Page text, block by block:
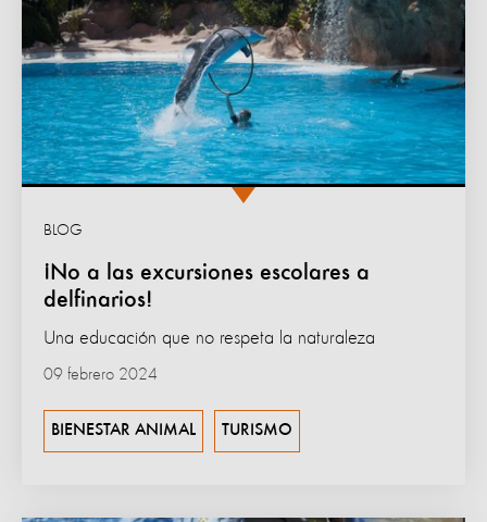
¡No a las excursiones escolares a
delfinarios!
BLOG
Una educación que no respeta la naturaleza
09 febrero 2024
BIENESTAR ANIMAL TURISMO